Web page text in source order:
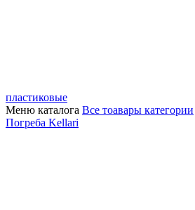
пластиковые
Меню каталога Все тоавары категории
Погреба Kellari